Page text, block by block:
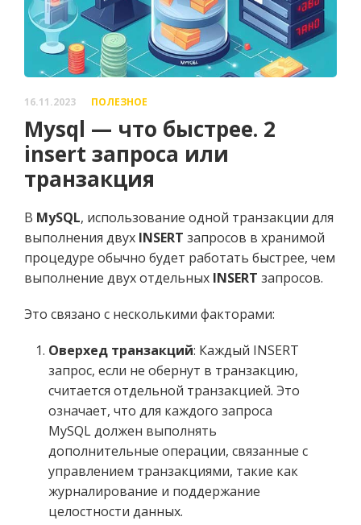
16.11.2023 ПОЛЕЗНОЕ
Mysql — что быстрее. 2
insert запроса или
транзакция
В MySQL, использование одной транзакции для
выполнения двух INSERT запросов в хранимой
процедуре обычно будет работать быстрее, чем
выполнение двух отдельных INSERT запросов.
Это связано с несколькими факторами:
Оверхед транзакций: Каждый INSERT
запрос, если не обернут в транзакцию,
считается отдельной транзакцией. Это
означает, что для каждого запроса
MySQL должен выполнять
дополнительные операции, связанные с
управлением транзакциями, такие как
журналирование и поддержание
целостности данных.